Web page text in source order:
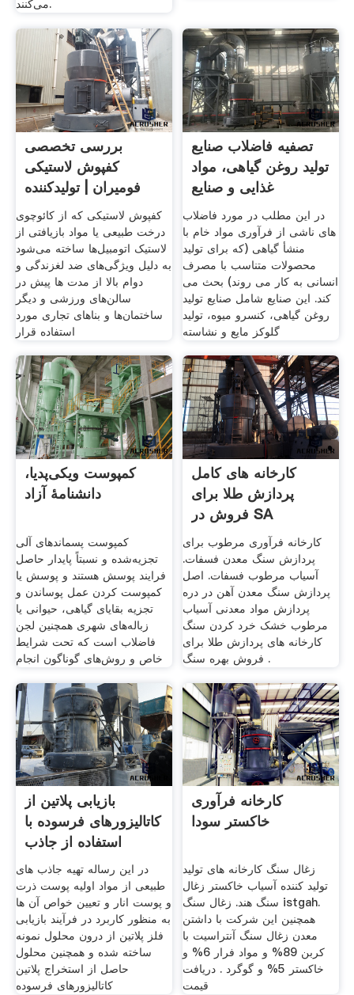
می‌کنند.
بررسی تخصصی
کفپوش لاستیکی
فومیران | تولیدکننده
انواع فوم
کفپوش لاستیکی که از کائوچوی
درخت طبیعی یا مواد بازیافتی از
لاستیک‌ اتومبیل‌ها ساخته می‌شود
به دلیل ویژگی‌های ضد لغزندگی و
دوام بالا از مدت ها پیش در
سالن‌های ورزشی و دیگر
ساختمان‌ها و بناهای تجاری مورد
استفاده قرار
تصفیه فاضلاب صنایع
تولید روغن گیاهی، مواد
غذایی و صنایع
در این مطلب در مورد فاضلاب
های ناشی از فرآوری مواد خام با
منشأ گیاهی (که برای تولید
محصولات متناسب با مصرف
انسانی به کار می روند) بحث می
کند. این صنایع شامل صنایع تولید
روغن گیاهی، کنسرو میوه، تولید
گلوکز مایع و نشاسته
کمپوست ویکی‌پدیا،
دانشنامهٔ آزاد
کمپوست پسماندهای آلی
تجزیه‌شده و نسبتاً پایدار حاصل
فرایند پوسش هستند و پوسش یا
کمپوست کردن عمل پوساندن و
تجزیه بقایای گیاهی، حیوانی یا
زباله‌های شهری همچنین لجن
فاضلاب است که تحت شرایط
خاص و روش‌های گوناگون انجام
کارخانه های کامل
پردازش طلا برای
فروش در SA
کارخانه فرآوری مرطوب برای
پردازش سنگ معدن فسفات.
آسیاب مرطوب فسفات. اصل
پردازش سنگ معدن آهن در دره
پردازش مواد معدنی آسیاب
مرطوب خشک خرد کردن سنگ
کارخانه های پردازش طلا برای
فروش بهره سنگ .
بازیابی پلاتین از
کاتالیزورهای فرسوده با
استفاده از جاذب
در این رساله تهیه جاذب های
طبیعی از مواد اولیه پوست ذرت
و پوست انار و تعیین خواص آن ها
به منظور کاربرد در فرآیند بازیابی
فلز پلاتین از درون محلول نمونه
ساخته شده و همچنین محلول
حاصل از استخراج پلاتین
کاتالیزورهای فرسوده
کارخانه فرآوری
خاکستر سودا
زغال سنگ کارخانه های تولید
تولید کننده آسیاب خاکستر زغال
سنگ هند. زغال سنگ istgah.
همچنین این شرکت با داشتن
معدن زغال سنگ آنتراسیت با
کربن 89% و مواد فرار 6% و
خاکستر 5% و گوگرد . دریافت
قیمت